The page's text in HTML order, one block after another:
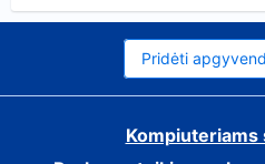
Pridėti
Kompiuteriams